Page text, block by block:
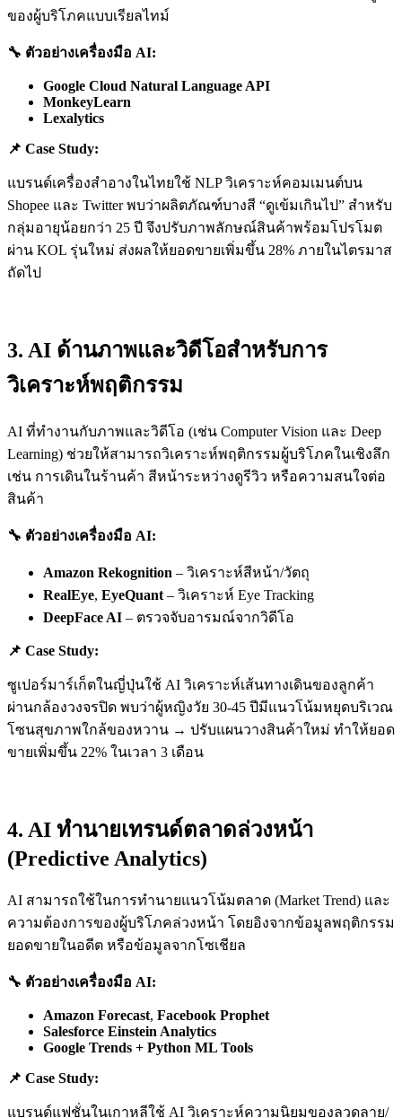
ของผู้บริโภคแบบเรียลไทม์
🔧 ตัวอย่างเครื่องมือ AI:
Google Cloud Natural Language API
MonkeyLearn
Lexalytics
📌 Case Study:
แบรนด์เครื่องสำอางในไทยใช้ NLP วิเคราะห์คอมเมนต์บน
Shopee และ Twitter พบว่าผลิตภัณฑ์บางสี “ดูเข้มเกินไป” สำหรับ
กลุ่มอายุน้อยกว่า 25 ปี จึงปรับภาพลักษณ์สินค้าพร้อมโปรโมต
ผ่าน KOL รุ่นใหม่ ส่งผลให้ยอดขายเพิ่มขึ้น 28% ภายในไตรมาส
ถัดไป
3. AI ด้านภาพและวิดีโอสำหรับการ
วิเคราะห์พฤติกรรม
AI ที่ทำงานกับภาพและวิดีโอ (เช่น Computer Vision และ Deep
Learning) ช่วยให้สามารถวิเคราะห์พฤติกรรมผู้บริโภคในเชิงลึก
เช่น การเดินในร้านค้า สีหน้าระหว่างดูรีวิว หรือความสนใจต่อ
สินค้า
🔧 ตัวอย่างเครื่องมือ AI:
Amazon Rekognition – วิเคราะห์สีหน้า/วัตถุ
RealEye, EyeQuant – วิเคราะห์ Eye Tracking
DeepFace AI – ตรวจจับอารมณ์จากวิดีโอ
📌 Case Study:
ซูเปอร์มาร์เก็ตในญี่ปุ่นใช้ AI วิเคราะห์เส้นทางเดินของลูกค้า
ผ่านกล้องวงจรปิด พบว่าผู้หญิงวัย 30-45 ปีมีแนวโน้มหยุดบริเวณ
โซนสุขภาพใกล้ของหวาน → ปรับแผนวางสินค้าใหม่ ทำให้ยอด
ขายเพิ่มขึ้น 22% ในเวลา 3 เดือน
4. AI ทำนายเทรนด์ตลาดล่วงหน้า
(Predictive Analytics)
AI สามารถใช้ในการทำนายแนวโน้มตลาด (Market Trend) และ
ความต้องการของผู้บริโภคล่วงหน้า โดยอิงจากข้อมูลพฤติกรรม
ยอดขายในอดีต หรือข้อมูลจากโซเชียล
🔧 ตัวอย่างเครื่องมือ AI:
Amazon Forecast, Facebook Prophet
Salesforce Einstein Analytics
Google Trends + Python ML Tools
📌 Case Study:
แบรนด์แฟชั่นในเกาหลีใช้ AI วิเคราะห์ความนิยมของลวดลาย/